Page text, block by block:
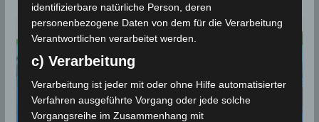
identifizierbare natürliche Person, deren
personenbezogene Daten von dem für die Verarbeitung
Verantwortlichen verarbeitet werden.
c) Verarbeitung
Verarbeitung ist jeder mit oder ohne Hilfe automatisierter
Verfahren ausgeführte Vorgang oder jede solche
Vorgangsreihe im Zusammenhang mit